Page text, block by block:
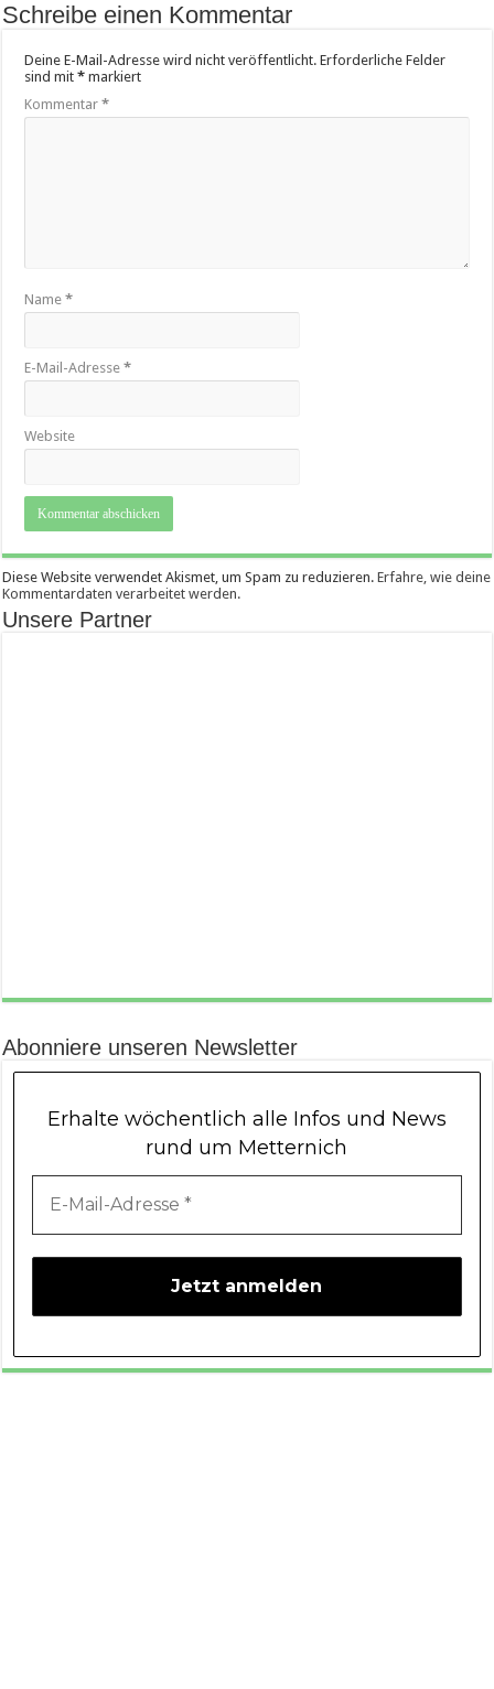
Schreibe einen Kommentar
Deine E-Mail-Adresse wird nicht veröffentlicht. Erforderliche Felder
sind mit* markiert
Kommentar*
Name*
E-Mail-Adresse*
Website
Diese Website verwendet Akismet, um Spam zu reduzieren.Erfahre, wie deine
Kommentardaten verarbeitet werden.
Unsere Partner
Abonniere unseren Newsletter
Erhalte wöchentlich alle Infos und News
rund um Metternich